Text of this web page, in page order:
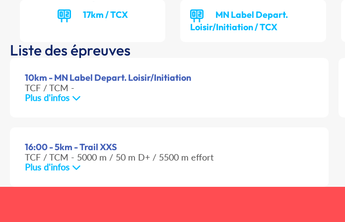
17km / TCX
MN Label Depart.
Loisir/Initiation / TCX
Liste des épreuves
10km - MN Label Depart. Loisir/Initiation
TCF / TCM -
Plus d'infos
16:00 - 5km - Trail XXS
TCF / TCM - 5000 m / 50 m D+ / 5500 m effort
Plus d'infos